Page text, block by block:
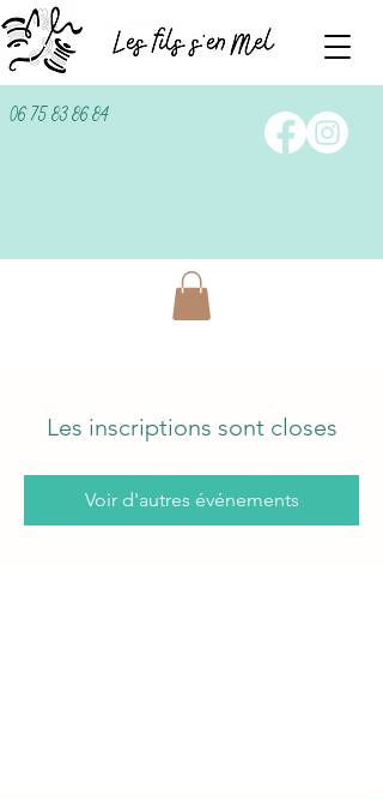
06 75 83 86 84
Les inscriptions sont closes
Voir d'autres événements